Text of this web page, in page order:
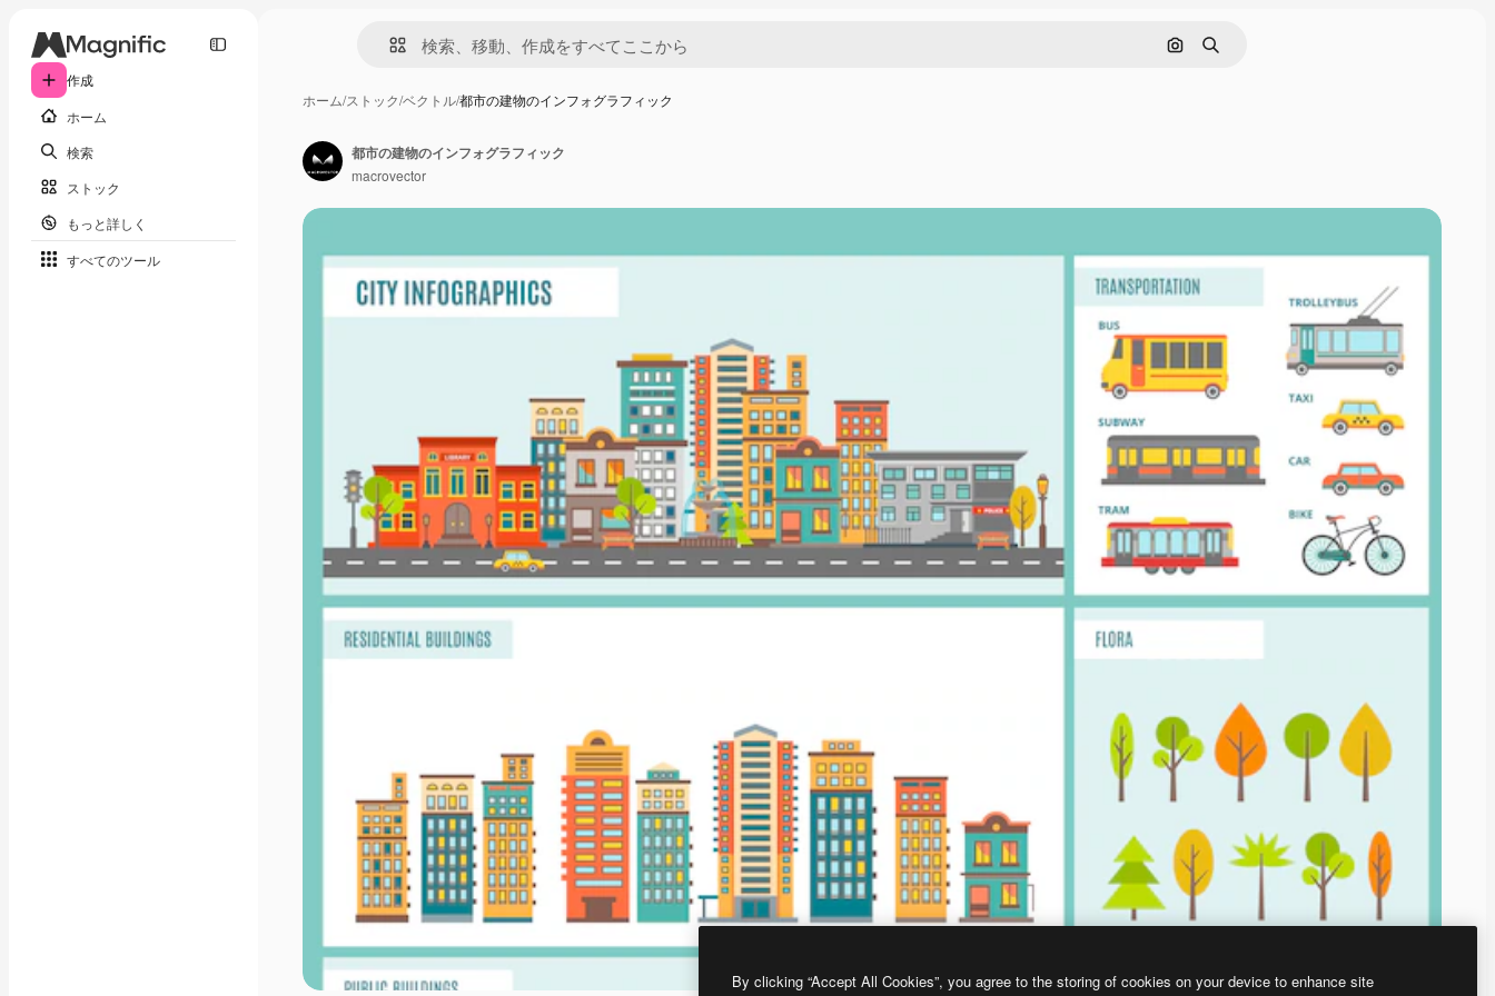
作成
ホーム
検索
ストック
もっと詳しく
すべてのツール
画像で検索
検索
ホーム/ストック/ベクトル/都市の建物のインフォグラフィック
都市の建物のインフォグラフィック
macrovector
By clicking “Accept All Cookies”, you agree to the storing of cookies on your device to enhance site